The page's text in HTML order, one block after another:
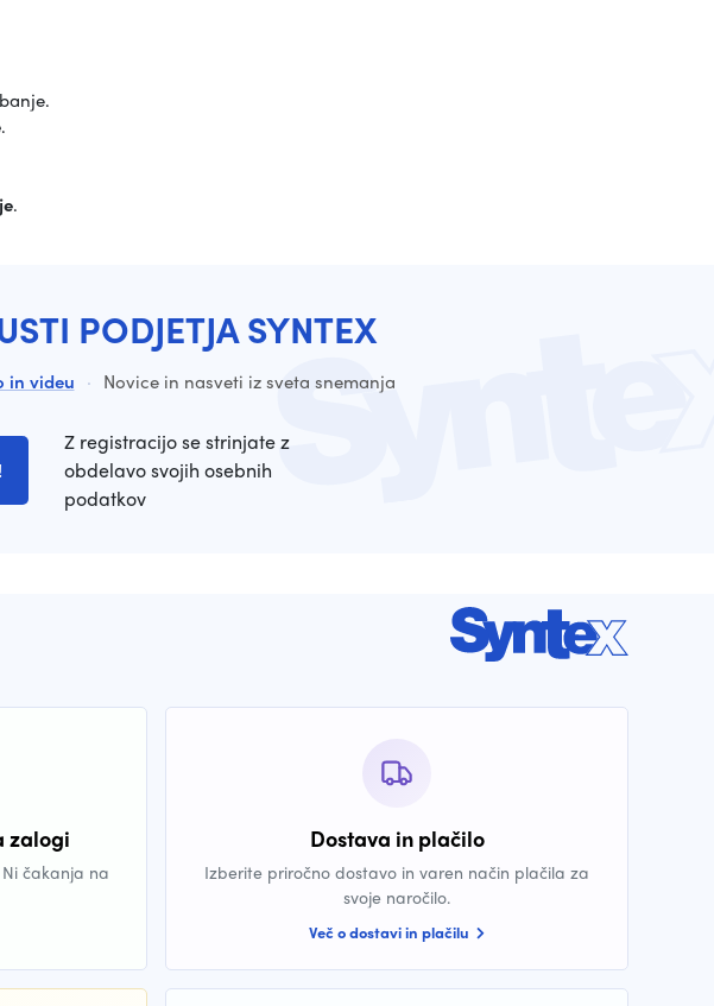
.
.
PODJETJA SYNTEX
in videu · Novice in nasveti iz sveta snemanja
Z registracijo se strinjate z
obdelavo svojih osebnih
podatkov
zalogi
čakanja na
Dostava in plačilo
Izberite priročno dostavo in varen način plačila za
svoje naročilo.
Več o dostavi in plačilu